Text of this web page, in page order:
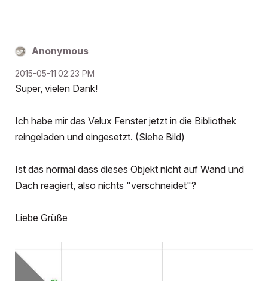
Anonymous
‎2015-05-11 02:23 PM
Super, vielen Dank!
Ich habe mir das Velux Fenster jetzt in die Bibliothek
reingeladen und eingesetzt. (Siehe Bild)
Ist das normal dass dieses Objekt nicht auf Wand und
Dach reagiert, also nichts "verschneidet"?
Liebe Grüße